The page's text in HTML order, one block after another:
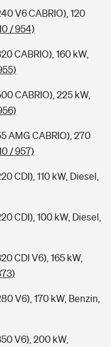
V6 CABRIO), 120
/ 954)
CABRIO), 160 kW,
CABRIO), 225 kW,
AMG CABRIO), 270
/ 957)
CDI), 110 kW, Diesel,
CDI), 100 kW, Diesel,
CDI V6), 165 kW,
V6), 170 kW, Benzin,
V6), 200 kW,